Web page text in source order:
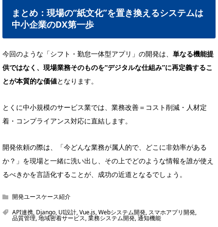
まとめ：現場の“紙文化”を置き換えるシステムは
中小企業のDX第一歩
今回のような「シフト・勤怠一体型アプリ」の開発は、 単なる機能提
供ではなく、現場業務そのものを“デジタルな仕組み”に再定義するこ
とが本質的な価値となります。
とくに中小規模のサービス業では、業務改善＝コスト削減・人材定
着・コンプライアンス対応に直結します。
開発依頼の際は、「今どんな業務が属人的で、どこに非効率がある
か？」を現場と一緒に洗い出し、その上でどのような情報を誰が使え
るべきかを言語化することが、成功の近道となるでしょう。
開発ユースケース紹介
API連携, Django, UI設計,Vue.js,Webシステム開発, スマホアプリ開発,
品質管理,地域密着サービス,業務システム開発,通知機能